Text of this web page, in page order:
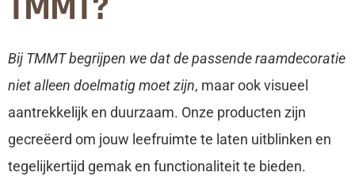
Bij TMMT begrijpen we dat de passende raamdecoratie
niet alleen doelmatig moet zijn, maar ook visueel
aantrekkelijk en duurzaam. Onze producten zijn
gecreëerd om jouw leefruimte te laten uitblinken en
tegelijkertijd gemak en functionaliteit te bieden.